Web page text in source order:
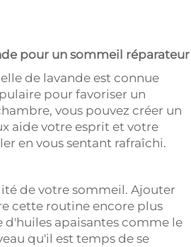
pour un sommeil réparateur
de lavande est connue
pour favoriser un
vous pouvez créer un
aide votre esprit et votre
en vous sentant rafraîchi.
de votre sommeil. Ajouter
cette routine encore plus
d'huiles apaisantes comme le
qu'il est temps de se